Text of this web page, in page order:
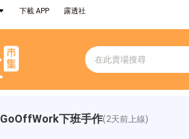
下載 APP 露透社
GoOffWork下班手作(2天前上線)